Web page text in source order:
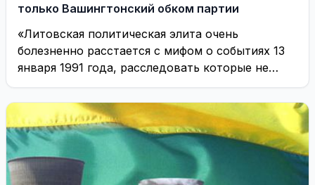
только Вашингтонский обком партии
«Литовская политическая элита очень
болезненно расстается с мифом о событиях 13
января 1991 года, расследовать которые не
удается в течение ...